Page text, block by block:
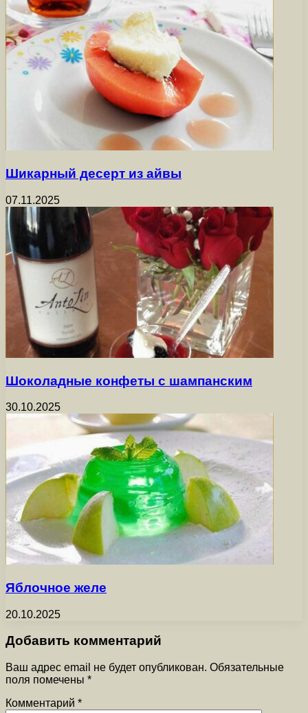
Шикарный десерт из айвы
07.11.2025
Шоколадные конфеты с шампанским
30.10.2025
Яблочное желе
20.10.2025
Добавить комментарий
Ваш адрес email не будет опубликован. Обязательные
поля помечены *
Комментарий *